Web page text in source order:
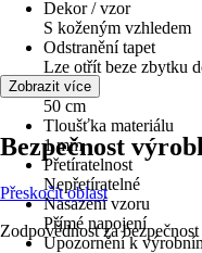
Dekor / vzor
S koženým vzhledem
Odstranění tapet
Lze otřít beze zbytku
Šířka
50 cm
Tloušťka materiálu
1 mm
Přetíratelnost
Nepřetíratelné
Nasazení vzoru
Přímé napojení
Upozornění k
Zobrazit více
Bezpečnost
Přeskočit oblast
Zodpovědnost za